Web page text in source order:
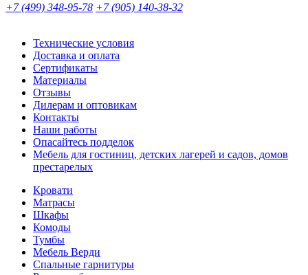
+7 (499) 348-95-78 +7 (905) 140-38-32
Технические условия
Доставка и оплата
Сертификаты
Материалы
Отзывы
Дилерам и оптовикам
Контакты
Наши работы
Опасайтесь подделок
Мебель для гостиниц, детских лагерей и садов, домов
престарелых
Кровати
Матрасы
Шкафы
Комоды
Тумбы
Мебель Верди
Спальные гарнитуры